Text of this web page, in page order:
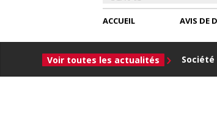
ACCUEIL
Voir toutes les actualités Société
AVIS DE